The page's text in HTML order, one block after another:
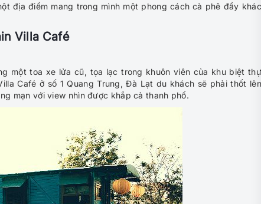
địa điểm mang trong mình một phong cách cà phê đầy khác
Villa Café
một toa xe lửa cũ, tọa lạc trong khuôn viên của khu biệt thự
Café ở số 1 Quang Trung, Đà Lạt du khách sẽ phải thốt lên
mạn với view nhìn được khắp cả thanh phố.